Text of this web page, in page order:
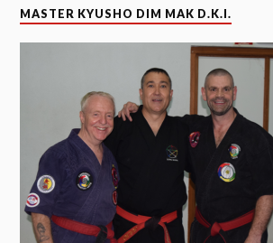
MASTER KYUSHO DIM MAK D.K.I.